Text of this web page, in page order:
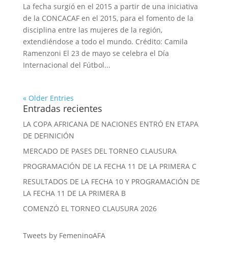
La fecha surgió en el 2015 a partir de una iniciativa
de la CONCACAF en el 2015, para el fomento de la
disciplina entre las mujeres de la región,
extendiéndose a todo el mundo. Crédito: Camila
Ramenzoni El 23 de mayo se celebra el Día
Internacional del Fútbol...
« Older Entries
Entradas recientes
LA COPA AFRICANA DE NACIONES ENTRÓ EN ETAPA
DE DEFINICIÓN
MERCADO DE PASES DEL TORNEO CLAUSURA
PROGRAMACIÓN DE LA FECHA 11 DE LA PRIMERA C
RESULTADOS DE LA FECHA 10 Y PROGRAMACIÓN DE
LA FECHA 11 DE LA PRIMERA B
COMENZÓ EL TORNEO CLAUSURA 2026
Tweets by FemeninoAFA